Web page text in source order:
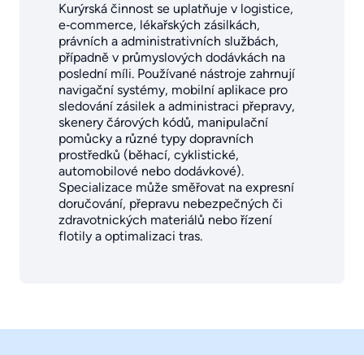
Kurýrská činnost se uplatňuje v logistice,
e‑commerce, lékařských zásilkách,
právních a administrativních službách,
případně v průmyslových dodávkách na
poslední míli. Používané nástroje zahrnují
navigační systémy, mobilní aplikace pro
sledování zásilek a administraci přepravy,
skenery čárových kódů, manipulační
pomůcky a různé typy dopravních
prostředků (běhací, cyklistické,
automobilové nebo dodávkové).
Specializace může směřovat na expresní
doručování, přepravu nebezpečných či
zdravotnických materiálů nebo řízení
flotily a optimalizaci tras.